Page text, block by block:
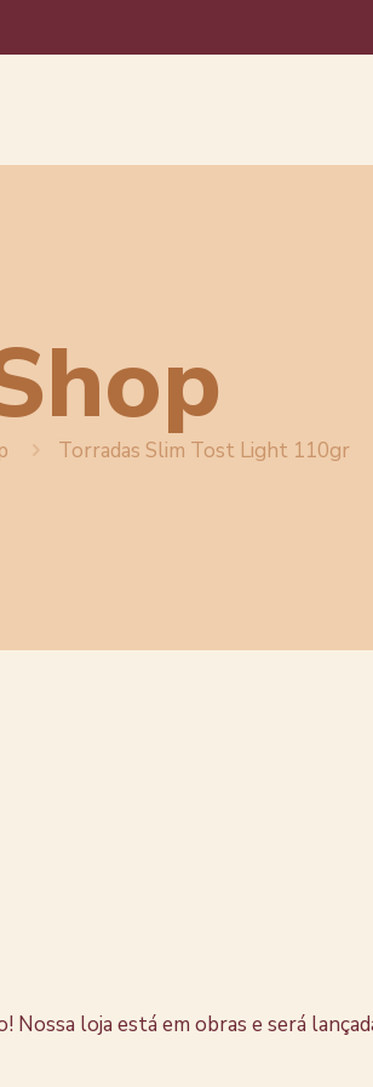
Torradas Slim Tost Light 110gr
Nossa loja está em obras e será